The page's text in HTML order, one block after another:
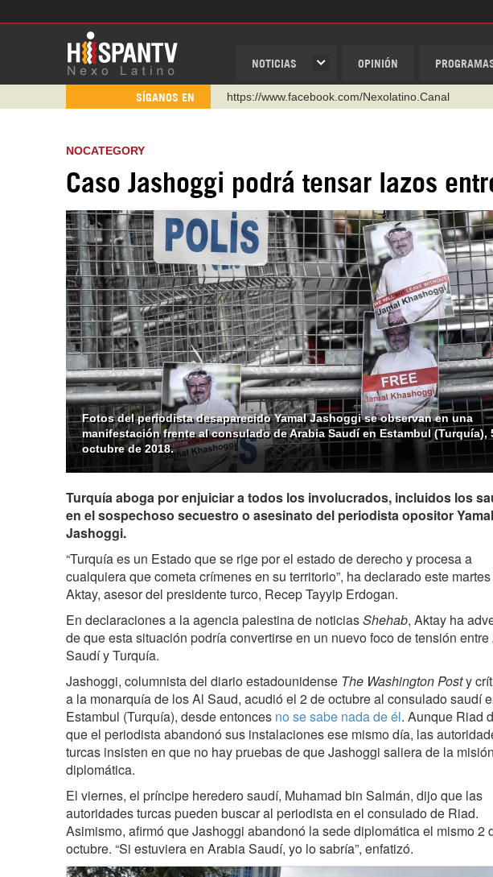
NOTICIAS OPINIÓN
SÍGANOS EN
https://www.facebook.com/Nexolatino.Canal
https://t.me/hispantvcanal
https://urmedium.com/c/hispantv
WhatsApp y Viber: +98 921 79 29 404
Instagram como: hispan_tv
NOCATEGORY
Caso Jashoggi podrá tensar lazos
Fotos del periodista desaparecido Yamal Jashoggi se observan en una
manifestación frente al consulado de Arabia Saudí en Estambul (Turquía),
octubre de 2018.
Turquía aboga por enjuiciar a todos los involucrados, incluidos los
en el sospechoso secuestro o asesinato del periodista opositor Yamal
Jashoggi.
“Turquía es un Estado que se rige por el estado de derecho y procesa a
cualquiera que cometa crímenes en su territorio”, ha declarado este
Aktay, asesor del presidente turco, Recep Tayyip Erdogan.
En declaraciones a la agencia palestina de noticiasShehab, Aktay ha
de que esta situación podría convertirse en un nuevo foco de tensión
Saudí y Turquía.
Jashoggi, columnista del diario estadounidense The Washington Posty
a la monarquía de los Al Saud, acudió el 2 de octubre al consulado saudí
Estambul (Turquía), desde entonces no se sabe nada de él. Aunque Riad
que el periodista abandonó sus instalaciones ese mismo día, las
turcas insisten en que no hay pruebas de que Jashoggi saliera de la misión
diplomática.
El viernes, el príncipe heredero saudí, Muhamad bin Salmán, dijo que las
autoridades turcas pueden buscar al periodista en el consulado de Riad.
Asimismo, afirmó que Jashoggi abandonó la sede diplomática el mismo 2
octubre. “Si estuviera en Arabia Saudí, yo lo sabría”, enfatizó.